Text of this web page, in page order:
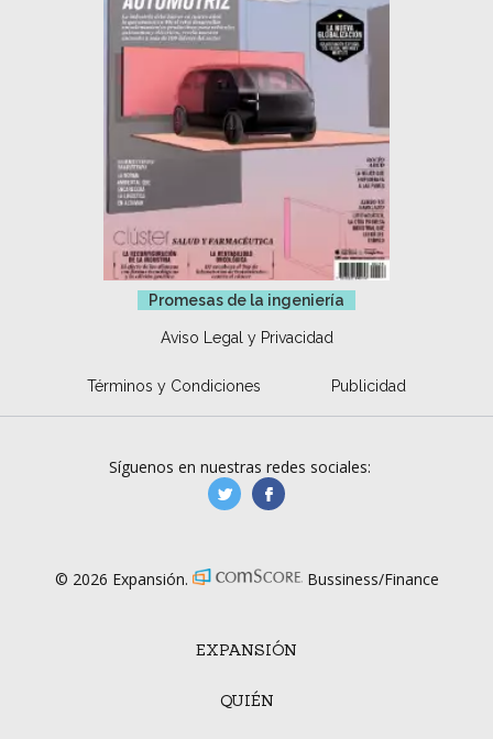
Promesas de la ingeniería
Aviso Legal y Privacidad
Términos y Condiciones Publicidad
EXPANSIÓN
QUIÉN
Síguenos en nuestras redes sociales:
manufacturaGE
© 2026 Expansión. Bussiness/Finance